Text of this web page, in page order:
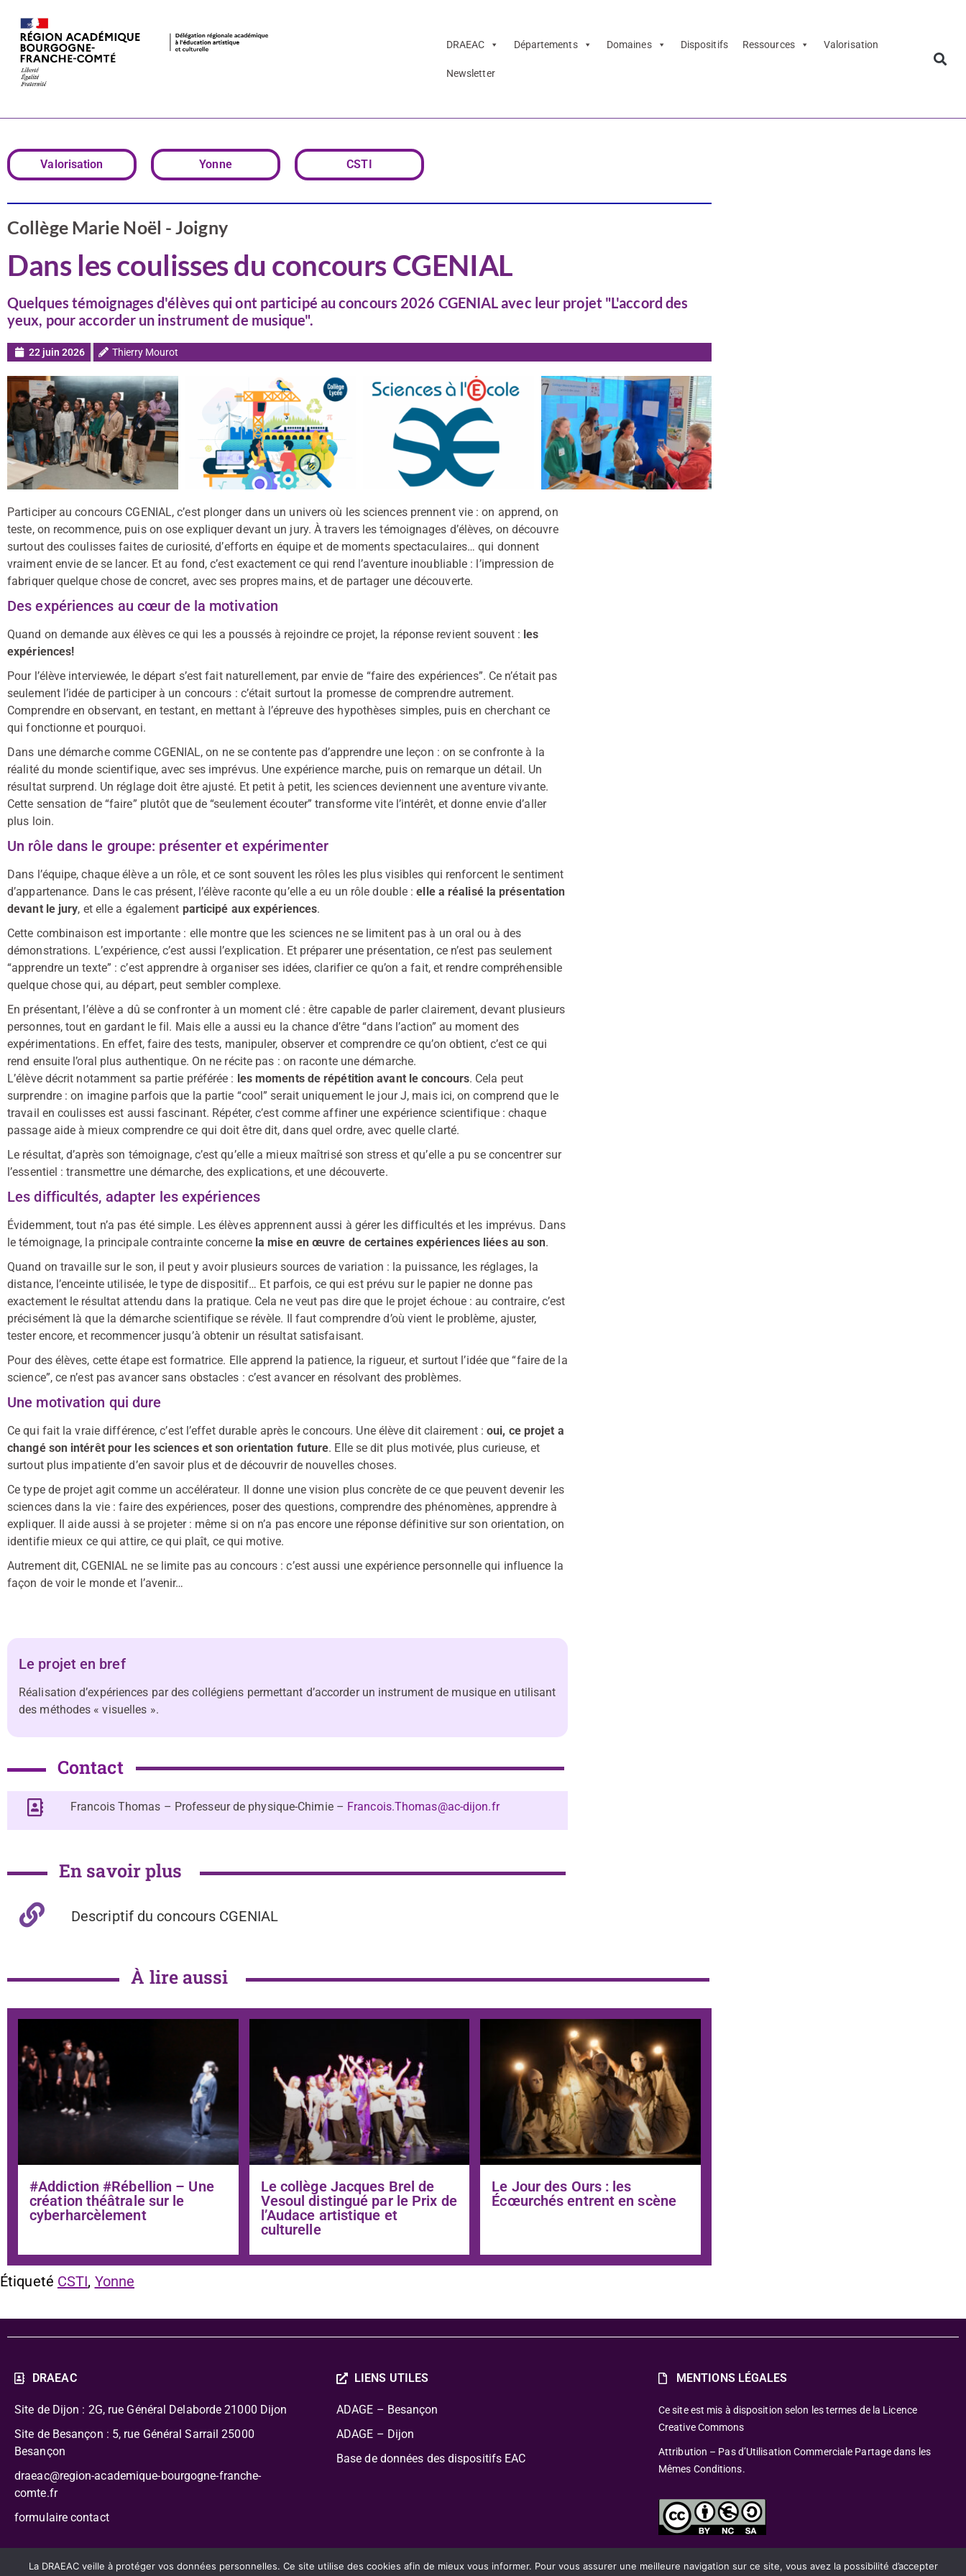
DRAEAC Départements Domaines Dispositifs Ressources Valorisation
Newsletter
Dans les coulisses du concours CGENIAL
Valorisation Yonne CSTI
Collège Marie Noël - Joigny
Dans les coulisses du concours CGENIAL
Quelques témoignages d'élèves qui ont participé au concours 2026 CGENIAL avec leur projet "L'accord des
yeux, pour accorder un instrument de musique".
22 juin 2026 Thierry Mourot
Participer au concours CGENIAL, c’est plonger dans un univers où les sciences prennent vie : on apprend, on
teste, on recommence, puis on ose expliquer devant un jury. À travers les témoignages d’élèves, on découvre
surtout des coulisses faites de curiosité, d’efforts en équipe et de moments spectaculaires… qui donnent
vraiment envie de se lancer. Et au fond, c’est exactement ce qui rend l’aventure inoubliable : l’impression de
fabriquer quelque chose de concret, avec ses propres mains, et de partager une découverte.
Des expériences au cœur de la motivation
Quand on demande aux élèves ce qui les a poussés à rejoindre ce projet, la réponse revient souvent : les
expériences!
Pour l’élève interviewée, le départ s’est fait naturellement, par envie de “faire des expériences”. Ce n’était pas
seulement l’idée de participer à un concours : c’était surtout la promesse de comprendre autrement.
Comprendre en observant, en testant, en mettant à l’épreuve des hypothèses simples, puis en cherchant ce
qui fonctionne et pourquoi.
Dans une démarche comme CGENIAL, on ne se contente pas d’apprendre une leçon : on se confronte à la
réalité du monde scientifique, avec ses imprévus. Une expérience marche, puis on remarque un détail. Un
résultat surprend. Un réglage doit être ajusté. Et petit à petit, les sciences deviennent une aventure vivante.
Cette sensation de “faire” plutôt que de “seulement écouter” transforme vite l’intérêt, et donne envie d’aller
plus loin.
Un rôle dans le groupe: présenter et expérimenter
Dans l’équipe, chaque élève a un rôle, et ce sont souvent les rôles les plus visibles qui renforcent le sentiment
d’appartenance. Dans le cas présent, l’élève raconte qu’elle a eu un rôle double :elle a réalisé la présentation
devant le jury, et elle a également participé aux expériences.
Cette combinaison est importante : elle montre que les sciences ne se limitent pas à un oral ou à des
démonstrations. L’expérience, c’est aussi l’explication. Et préparer une présentation, ce n’est pas seulement
“apprendre un texte” : c’est apprendre à organiser ses idées, clarifier ce qu’on a fait, et rendre compréhensible
quelque chose qui, au départ, peut sembler complexe.
En présentant, l’élève a dû se confronter à un moment clé : être capable de parler clairement, devant plusieurs
personnes, tout en gardant le fil. Mais elle a aussi eu la chance d’être “dans l’action” au moment des
expérimentations. En effet, faire des tests, manipuler, observer et comprendre ce qu’on obtient, c’est ce qui
rend ensuite l’oral plus authentique. On ne récite pas : on raconte une démarche.
L’élève décrit notamment sa partie préférée : les moments de répétition avant le concours. Cela peut
surprendre : on imagine parfois que la partie “cool” serait uniquement le jour J, mais ici, on comprend que le
travail en coulisses est aussi fascinant. Répéter, c’est comme affiner une expérience scientifique : chaque
passage aide à mieux comprendre ce qui doit être dit, dans quel ordre, avec quelle clarté.
Le résultat, d’après son témoignage, c’est qu’elle a mieux maîtrisé son stress et qu’elle a pu se concentrer sur
l’essentiel : transmettre une démarche, des explications, et une découverte.
Les difficultés, adapter les expériences
Évidemment, tout n’a pas été simple. Les élèves apprennent aussi à gérer les difficultés et les imprévus. Dans
le témoignage, la principale contrainte concerne la mise en œuvre de certaines expériences liées au son.
Quand on travaille sur le son, il peut y avoir plusieurs sources de variation : la puissance, les réglages, la
distance, l’enceinte utilisée, le type de dispositif… Et parfois, ce qui est prévu sur le papier ne donne pas
exactement le résultat attendu dans la pratique. Cela ne veut pas dire que le projet échoue : au contraire, c’est
précisément là que la démarche scientifique se révèle. Il faut comprendre d’où vient le problème, ajuster,
tester encore, et recommencer jusqu’à obtenir un résultat satisfaisant.
Pour des élèves, cette étape est formatrice. Elle apprend la patience, la rigueur, et surtout l’idée que “faire de la
science”, ce n’est pas avancer sans obstacles : c’est avancer en résolvant des problèmes.
Une motivation qui dure
Ce qui fait la vraie différence, c’est l’effet durable après le concours. Une élève dit clairement :oui, ce projet a
changé son intérêt pour les sciences et son orientation future. Elle se dit plus motivée, plus curieuse, et
surtout plus impatiente d’en savoir plus et de découvrir de nouvelles choses.
Ce type de projet agit comme un accélérateur. Il donne une vision plus concrète de ce que peuvent devenir les
sciences dans la vie : faire des expériences, poser des questions, comprendre des phénomènes, apprendre à
expliquer. Il aide aussi à se projeter : même si on n’a pas encore une réponse définitive sur son orientation, on
identifie mieux ce qui attire, ce qui plaît, ce qui motive.
Autrement dit, CGENIAL ne se limite pas au concours : c’est aussi une expérience personnelle qui influence la
façon de voir le monde et l’avenir…
Le projet en bref
Réalisation d’expériences par des collégiens permettant d’accorder un instrument de musique en utilisant
des méthodes « visuelles ».
Contact
Francois Thomas – Professeur de physique-Chimie – Francois.Thomas@ac-dijon.fr
En savoir plus
Descriptif du concours CGENIAL
À lire aussi
#Addiction #Rébellion – Une
création théâtrale sur le
cyberharcèlement
Le collège Jacques Brel de
Vesoul distingué par le Prix de
l’Audace artistique et
culturelle
Le Jour des Ours : les
Écœurchés entrent en scène
Étiqueté CSTI, Yonne
DRAEAC
Site de Dijon : 2G, rue Général Delaborde 21000 Dijon
Site de Besançon : 5, rue Général Sarrail 25000
Besançon
draeac@region-academique-bourgogne-franche-
comte.fr
formulaire contact
LIENS UTILES
ADAGE – Besançon
ADAGE – Dijon
Base de données des dispositifs EAC
MENTIONS LÉGALES
Ce site est mis à disposition selon les termes de la Licence
Creative Commons
Attribution – Pas d’Utilisation Commerciale Partage dans les
Mêmes Conditions.
La DRAEAC veille à protéger vos données personnelles. Ce site utilise des cookies afin de mieux vous informer. Pour vous assurer une meilleure navigation sur ce site, vous avez la possibilité d’accepter